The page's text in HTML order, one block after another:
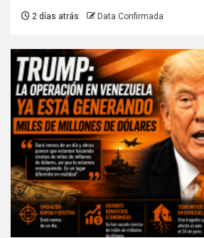
2 días atrás Data Confirmada